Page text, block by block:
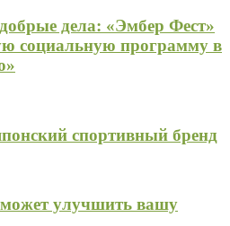
дела: «Эмбер Фест»
социальную программу в
спортивный бренд
может улучшить вашу